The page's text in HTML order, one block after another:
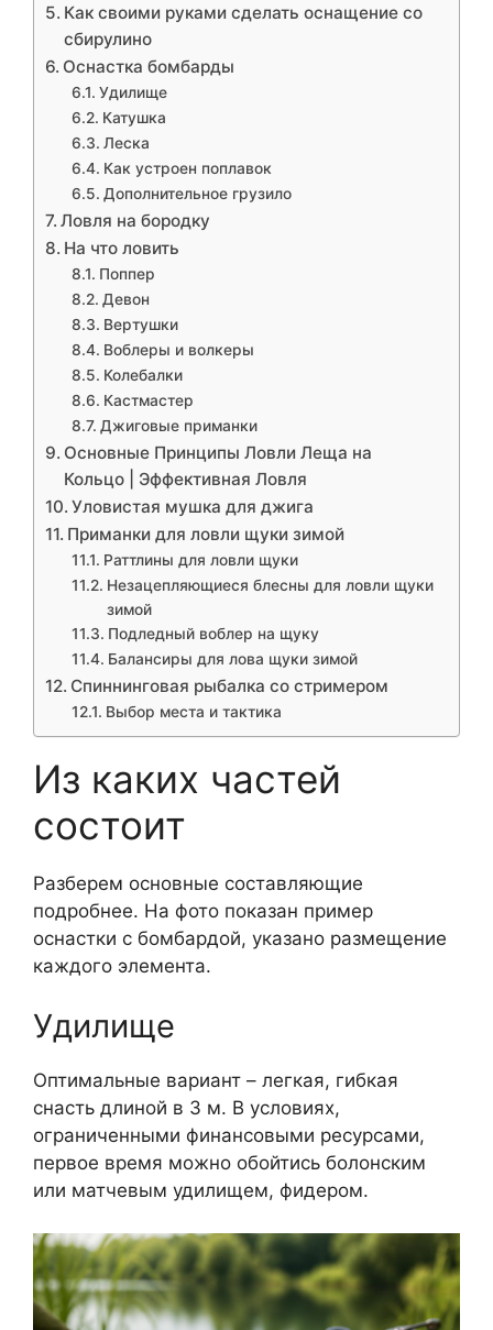
Как своими руками сделать оснащение со
сбирулино
Оснастка бомбарды
Удилище
Катушка
Леска
Как устроен поплавок
Дополнительное грузило
Ловля на бородку
На что ловить
Поппер
Девон
Вертушки
Воблеры и волкеры
Колебалки
Кастмастер
Джиговые приманки
Основные Принципы Ловли Леща на
Кольцо | Эффективная Ловля
Уловистая мушка для джига
Приманки для ловли щуки зимой
Раттлины для ловли щуки
Незацепляющиеся блесны для ловли щуки
зимой
Подледный воблер на щуку
Балансиры для лова щуки зимой
Спиннинговая рыбалка со стримером
Выбор места и тактика
Из каких частей
состоит
Разберем основные составляющие
подробнее. На фото показан пример
оснастки с бомбардой, указано размещение
каждого элемента.
Удилище
Оптимальные вариант – легкая, гибкая
снасть длиной в 3 м. В условиях,
ограниченными финансовыми ресурсами,
первое время можно обойтись болонским
или матчевым удилищем, фидером.